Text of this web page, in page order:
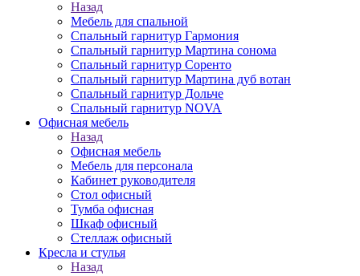
Назад
Мебель для спальной
Спальный гарнитур Гармония
Спальный гарнитур Мартина сонома
Спальный гарнитур Соренто
Спальный гарнитур Мартина дуб вотан
Спальный гарнитур Дольче
Спальный гарнитур NOVA
Офисная мебель
Назад
Офисная мебель
Мебель для персонала
Кабинет руководителя
Стол офисный
Тумба офисная
Шкаф офисный
Стеллаж офисный
Кресла и стулья
Назад